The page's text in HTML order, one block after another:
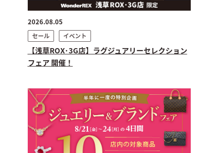
2026.08.05
セール イベント
【浅草ROX･3G店】ラグジュアリーセレクション
フェア 開催！